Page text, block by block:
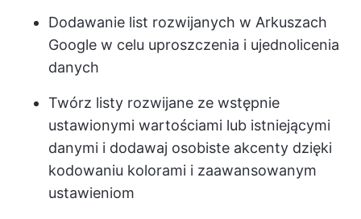
Dodawanie list rozwijanych w Arkuszach
Google w celu uproszczenia i ujednolicenia
danych
Twórz listy rozwijane ze wstępnie
ustawionymi wartościami lub istniejącymi
danymi i dodawaj osobiste akcenty dzięki
kodowaniu kolorami i zaawansowanym
ustawieniom